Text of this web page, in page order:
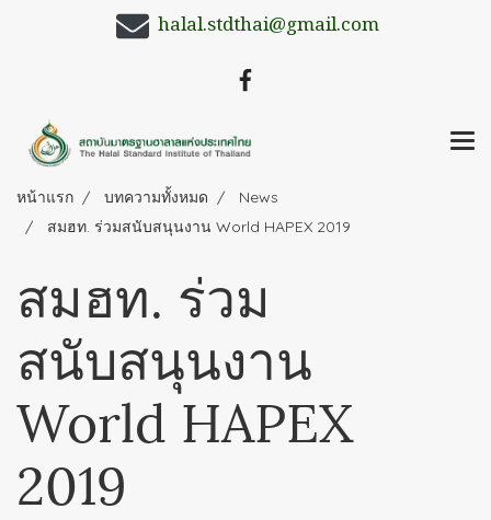
halal.stdthai@gmail.com
หน้าแรก บทความทั้งหมด
News
สมฮท. ร่วมสนับสนุนงาน World HAPEX 2019
สมฮท. ร่วม
สนับสนุนงาน
World HAPEX
2019